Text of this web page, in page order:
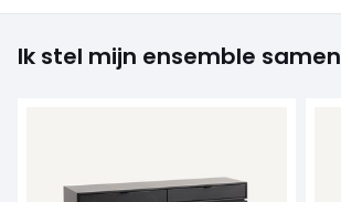
Ik stel mijn ensemble samen